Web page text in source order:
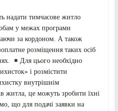
надати тимчасове житло
у межах програми
за кордоном. А також
розміщення таких осіб
Для цього необхідно
і розмістити
внутрішнім
житла, це можуть зробити їхні
що для подачі заявки на